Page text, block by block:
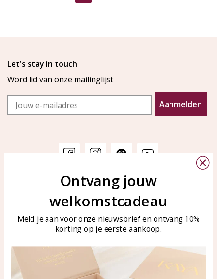
Let's stay in touch
Word lid van onze mailinglijst
Email
Aanmelden
Veelgestelde vragen
Sieraden onderhouden
KAYA Sieraden
Bellen of WhatsApp Ma-Vr
tussen 09:00-17:00
Tel: 0850003187
WhatsApp: 0850003187
klantenservice@kayasierade
Ontvang jouw
welkomstcadeau
Meld je aan voor onze nieuwsbrief en ontvang 10%
korting op je eerste aankoop.